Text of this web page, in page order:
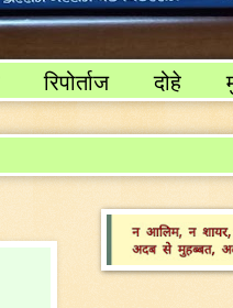
रिपोर्ताज दोहे